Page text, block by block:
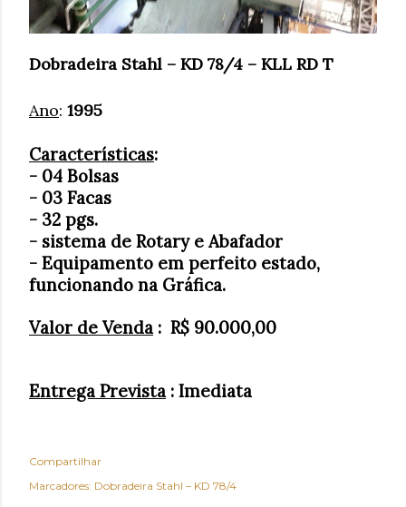
Dobradeira Stahl – KD 78/4 – KLL RD T
Ano: 1995
Características:
- 04 Bolsas
- 03 Facas
- 32 pgs.
- sistema de Rotary e Abafador
- Equipamento em perfeito estado,
funcionando na Gráfica.
Valor de Venda : R$ 90.000,00
Entrega Prevista : Imediata
Compartilhar
Marcadores: Dobradeira Stahl – KD 78/4